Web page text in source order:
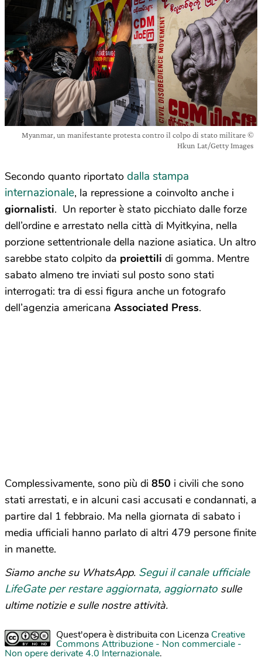
Myanmar, un manifestante protesta contro il colpo di stato militare ©
Hkun Lat/Getty Images
Secondo quanto riportato dalla stampa
internazionale, la repressione a coinvolto anche i
giornalisti. Un reporter è stato picchiato dalle forze
dell’ordine e arrestato nella città di Myitkyina, nella
porzione settentrionale della nazione asiatica. Un altro
sarebbe stato colpito da proiettili di gomma. Mentre
sabato almeno tre inviati sul posto sono stati
interrogati: tra di essi figura anche un fotografo
dell’agenzia americana Associated Press.
Complessivamente, sono più di 850 i civili che sono
stati arrestati, e in alcuni casi accusati e condannati, a
partire dal 1 febbraio. Ma nella giornata di sabato i
media ufficiali hanno parlato di altri 479 persone finite
in manette.
Siamo anche su WhatsApp. Segui il canale ufficiale
LifeGate per restare aggiornata, aggiornato sulle
ultime notizie e sulle nostre attività.
Quest'opera è distribuita con Licenza Creative
Commons Attribuzione - Non commerciale -
Non opere derivate 4.0 Internazionale.